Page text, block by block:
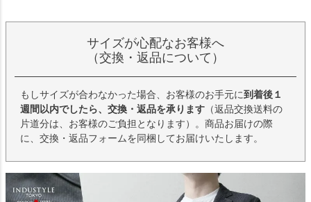
サイズが心配なお客様へ
（交換・返品について）
もしサイズが合わなかった場合、お客様のお手元に到着後１
週間以内でしたら、交換・返品を承ります （返品交換送料の
片道分は、お客様のご負担となります）。商品お届けの際
に、交換・返品フォームを同梱してお届けいたします。